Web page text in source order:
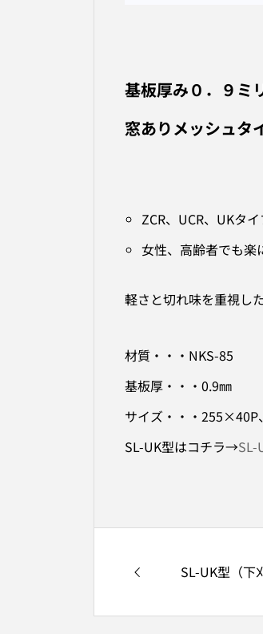
基板厚み０．９ミ
窓ありメッシュタ
ZCR、UCR、UKタ
女性、高齢者でも楽
軽さと切れ味を重視し
材質・・・NKS-85
基板厚・・・0.9㎜
サイズ・・・255×40P
SL-UK型はコチラ→SL-
SL-UK型（下